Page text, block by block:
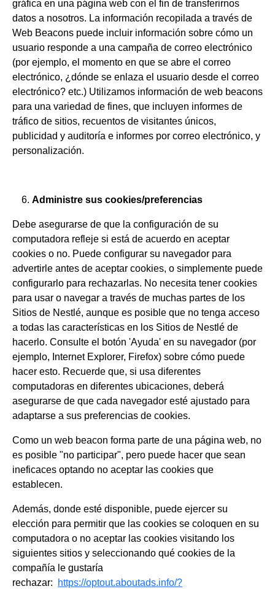
gráfica en una página web con el fin de transferirnos
datos a nosotros. La información recopilada a través de
Web Beacons puede incluir información sobre cómo un
usuario responde a una campaña de correo electrónico
(por ejemplo, el momento en que se abre el correo
electrónico, ¿dónde se enlaza el usuario desde el correo
electrónico? etc.) Utilizamos información de web beacons
para una variedad de fines, que incluyen informes de
tráfico de sitios, recuentos de visitantes únicos,
publicidad y auditoría e informes por correo electrónico, y
personalización.
Administre sus cookies/preferencias
Debe asegurarse de que la configuración de su
computadora refleje si está de acuerdo en aceptar
cookies o no. Puede configurar su navegador para
advertirle antes de aceptar cookies, o simplemente puede
configurarlo para rechazarlas. No necesita tener cookies
para usar o navegar a través de muchas partes de los
Sitios de Nestlé, aunque es posible que no tenga acceso
a todas las características en los Sitios de Nestlé de
hacerlo. Consulte el botón 'Ayuda' en su navegador (por
ejemplo, Internet Explorer, Firefox) sobre cómo puede
hacer esto. Recuerde que, si usa diferentes
computadoras en diferentes ubicaciones, deberá
asegurarse de que cada navegador esté ajustado para
adaptarse a sus preferencias de cookies.
Como un web beacon forma parte de una página web, no
es posible "no participar", pero puede hacer que sean
ineficaces optando no aceptar las cookies que
establecen.
Además, donde esté disponible, puede ejercer su
elección para permitir que las cookies se coloquen en su
computadora o no aceptar las cookies visitando los
siguientes sitios y seleccionando qué cookies de la
compañía le gustaría
rechazar:
https://optout.aboutads.info/?